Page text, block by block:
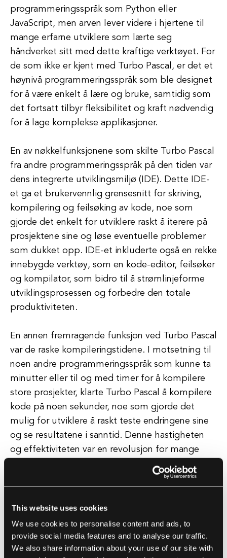
This website uses cookies
We use cookies to personalise content and ads, to
provide social media features and to analyse our traffic.
We also share information about your use of our site with
programmeringsspråk som Python eller
JavaScript, men arven lever videre i hjertene til
mange erfarne utviklere som lærte seg
håndverket sitt med dette kraftige verktøyet. For
de som ikke er kjent med Turbo Pascal, er det et
høynivå programmeringsspråk som ble designet
for å være enkelt å lære og bruke, samtidig som
det fortsatt tilbyr fleksibilitet og kraft nødvendig
for å lage komplekse applikasjoner.
En av nøkkelfunksjonene som skilte Turbo Pascal
fra andre programmeringsspråk på den tiden var
dens integrerte utviklingsmiljø (IDE). Dette IDE-
et ga et brukervennlig grensesnitt for skriving,
kompilering og feilsøking av kode, noe som
gjorde det enkelt for utviklere raskt å iterere på
prosjektene sine og løse eventuelle problemer
som dukket opp. IDE-et inkluderte også en rekke
innebygde verktøy, som en kode-editor, feilsøker
og kompilator, som bidro til å strømlinjeforme
utviklingsprosessen og forbedre den totale
produktiviteten.
En annen fremragende funksjon ved Turbo Pascal
var de raske kompileringstidene. I motsetning til
noen andre programmeringsspråk som kunne ta
minutter eller til og med timer for å kompilere
store prosjekter, klarte Turbo Pascal å kompilere
kode på noen sekunder, noe som gjorde det
mulig for utviklere å raskt teste endringene sine
og se resultatene i sanntid. Denne hastigheten
og effektiviteten var en revolusjon for mange
programmerere, som kunne jobbe mer effektivt
og møte stramme tidsfrister med letthet.
I tillegg til sin brukervennlighet og raske
kompileringstider, tilbød Turbo Pascal også en
rekke avanserte funksjoner som gjorde det til et
allsidig verktøy for programvareutvikling. Disse